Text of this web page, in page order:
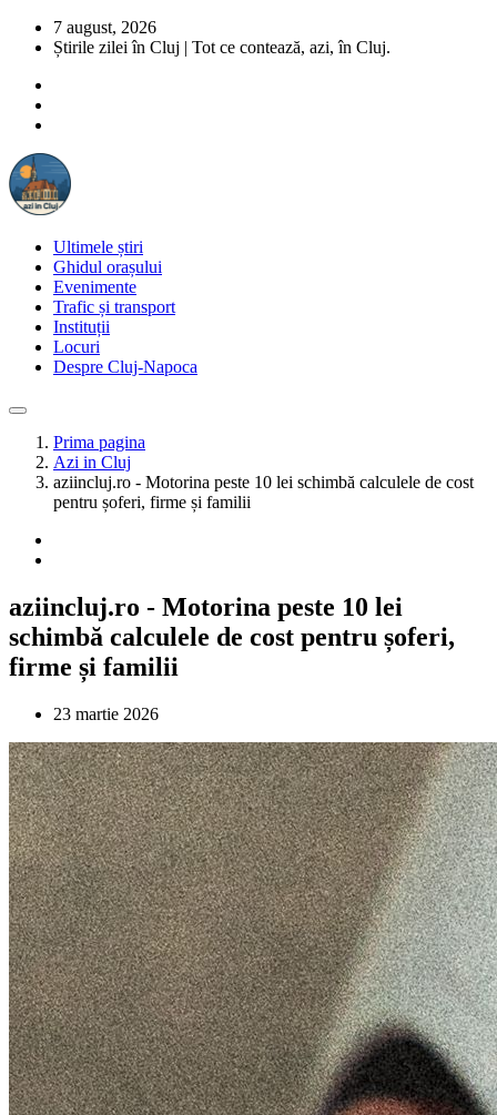
7 august, 2026
Știrile zilei în Cluj | Tot ce contează, azi, în Cluj.
Ultimele știri
Ghidul orașului
Evenimente
Trafic și transport
Instituții
Locuri
Despre Cluj-Napoca
Prima pagina
Azi in Cluj
aziincluj.ro - Motorina peste 10 lei schimbă calculele de cost
pentru șoferi, firme și familii
aziincluj.ro - Motorina peste 10 lei
schimbă calculele de cost pentru șoferi,
firme și familii
23 martie 2026